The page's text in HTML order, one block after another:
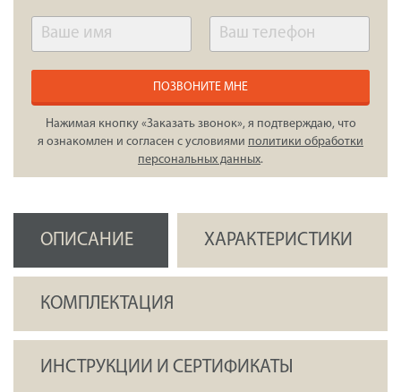
ПОЗВОНИТЕ МНЕ
Нажимая кнопку «Заказать звонок», я подтверждаю, что
я ознакомлен и согласен с условиями политики обработки
персональных данных.
ОПИСАНИЕ ХАРАКТЕРИСТИКИ
КОМПЛЕКТАЦИЯ
ИНСТРУКЦИИ И СЕРТИФИКАТЫ